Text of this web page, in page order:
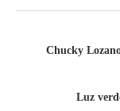
Chucky
Luz